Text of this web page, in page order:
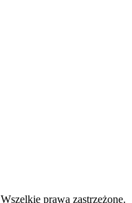
prawa zastrzeżone.